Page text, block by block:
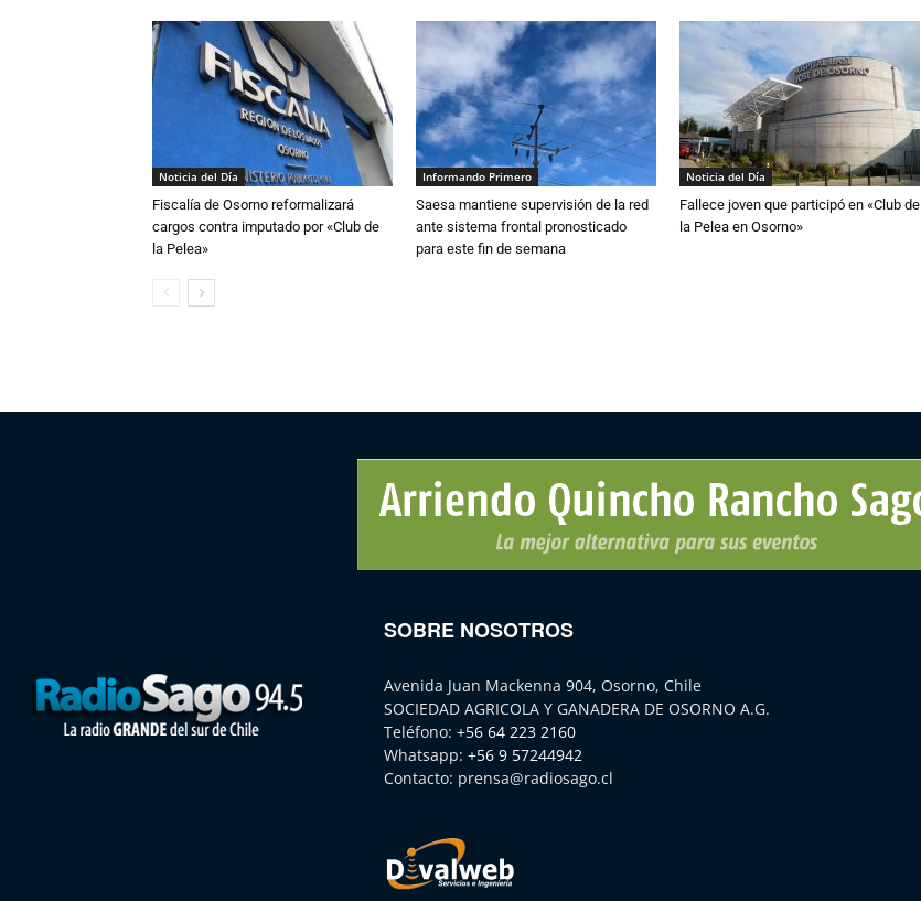
Noticia del Día
Fiscalía de Osorno reformalizará
cargos contra imputado por «Club de
la Pelea»
Informando Primero
Saesa mantiene supervisión de la red
ante sistema frontal pronosticado
para este fin de semana
Noticia del Día
Fallece joven que participó en «Club de
la Pelea en Osorno»
SOBRE NOSOTROS
Avenida Juan Mackenna 904, Osorno, Chile
SOCIEDAD AGRICOLA Y GANADERA DE OSORNO A.G.
Teléfono: +56 64 223 2160
Whatsapp: +56 9 57244942
Contacto: prensa@radiosago.cl